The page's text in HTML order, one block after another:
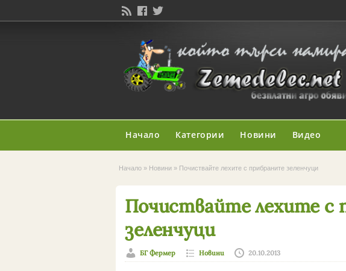
Начало Категории Новини Видео
Начало » Новини » Почиствайте лехите с прибраните зеленчуци
Почиствайте лехите с
зеленчуци
БГ Фермер Новини 20.10.2013